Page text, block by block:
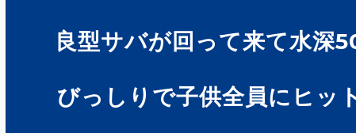
良型サバが回って来て水深
びっしりで子供全員にヒッ